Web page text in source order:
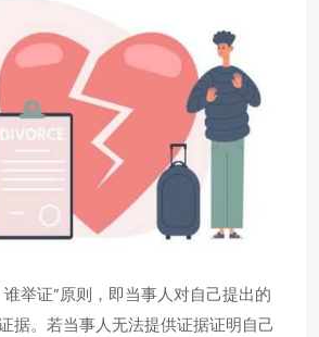
举证”原则，即当事人对自己提出的
据。若当事人无法提供证据证明自己